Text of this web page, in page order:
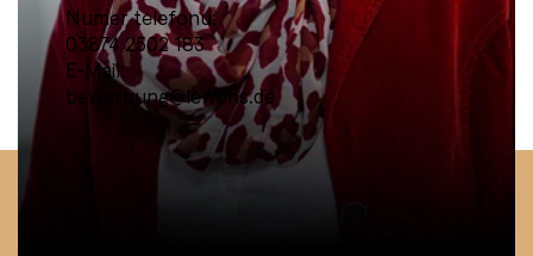
Numer telefonu:
03874 2502 183
E-Mail:
bewerbung@lewens.de